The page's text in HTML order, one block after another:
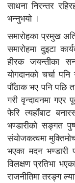
साधना निरन्तर
भन्नुभयो ।
समारोहका प्रमुख
समारोहमा दुइटा
हीरक जयन्तीका
योगदानको चर्चा
पौँठाक भए पनि पछि
गरी वृन्दावनमा गएर
फेरि त्यहाँबाट
भण्डारीको सङ्गत
संयोजकत्वमा
भएका मदन भण्डारी
विलक्षण प्रतिभा
राजनीतिमा तरङ्ग